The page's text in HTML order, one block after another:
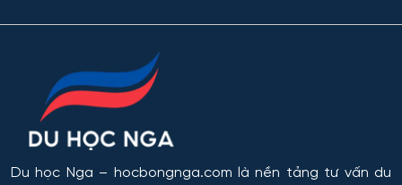
Perm
Ufa
Công nghệ sinh học
Công nghệ sinh thái và Phát triển bền vững
Công nghệ sản phẩm công nghiệp nhẹ
Du học Nga – hocbongnga.com là nền tảng tư vấn du